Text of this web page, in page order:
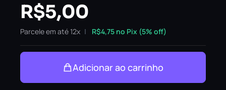
R$5,00
Parcele em até 12x R$4,75 no Pix (5% off)
Adicionar ao carrinho